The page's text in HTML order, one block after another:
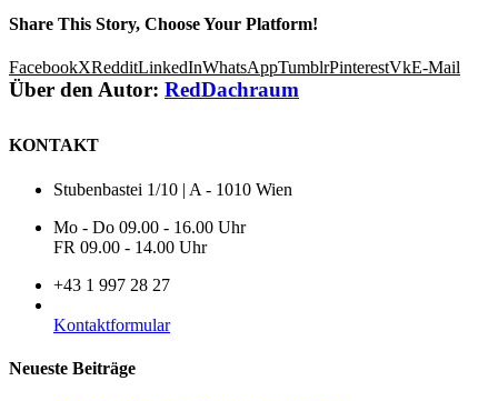
Share This Story, Choose Your Platform!
FacebookXRedditLinkedInWhatsAppTumblrPinterestVkE-Mail
Über den Autor: RedDachraum
KONTAKT
Stubenbastei 1/10 | A - 1010 Wien
Mo - Do 09.00 - 16.00 Uhr
FR 09.00 - 14.00 Uhr
+43 1 997 28 27
Kontaktformular
Neueste Beiträge